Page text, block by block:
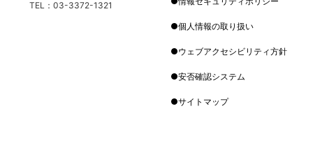
TEL：03-3372-1321
個人情報の取り扱い
ウェブアクセシビリティ方針
安否確認システム
サイトマップ